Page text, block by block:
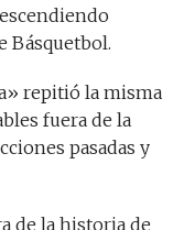
Básquetbol.
repitió la misma
fuera de la
pasadas y
de la historia de